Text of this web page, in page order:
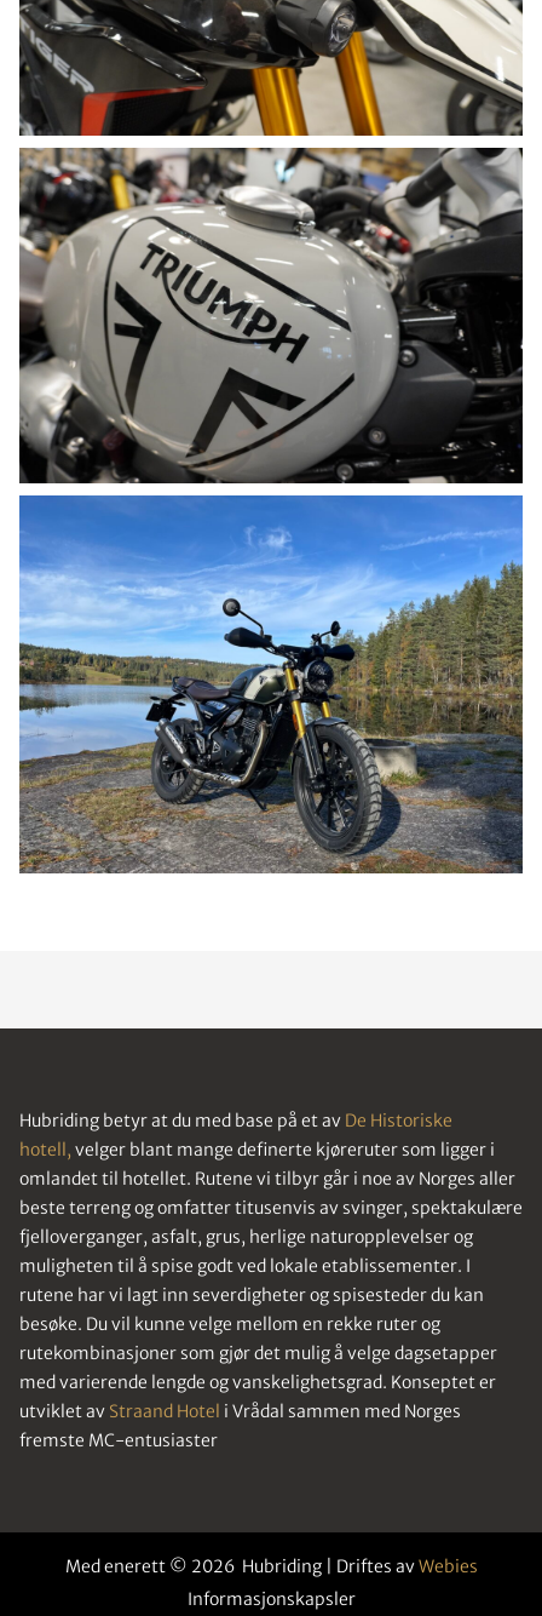
Hubriding betyr at du med base på et av De Historiske
hotell, velger blant mange definerte kjøreruter som ligger i
omlandet til hotellet. Rutene vi tilbyr går i noe av Norges aller
beste terreng og omfatter titusenvis av svinger, spektakulære
fjelloverganger, asfalt, grus, herlige naturopplevelser og
muligheten til å spise godt ved lokale etablissementer. I
rutene har vi lagt inn severdigheter og spisesteder du kan
besøke. Du vil kunne velge mellom en rekke ruter og
rutekombinasjoner som gjør det mulig å velge dagsetapper
med varierende lengde og vanskelighetsgrad. Konseptet er
utviklet av Straand Hotel i Vrådal sammen med Norges
fremste MC-entusiaster
Med enerett © 2026 Hubriding | Driftes avWebies
Informasjonskapsler